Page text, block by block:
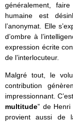
généralement,
humaine est
l’anonymat. Elle
d’ombre à
expression écrite
de l’interlocuteur.
Malgré tout, le
contribution
impressionnant.
multitude” de
provient aussi de